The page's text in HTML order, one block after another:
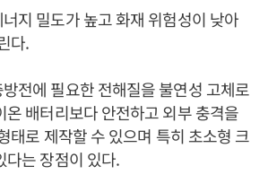
지 밀도가 높고 화재 위험성이 낮아
다.
전에 필요한 전해질을 불연성 고체로
온 배터리보다 안전하고 외부 충격을
태로 제작할 수 있으며 특히 초소형 크
다는 장점이 있다.